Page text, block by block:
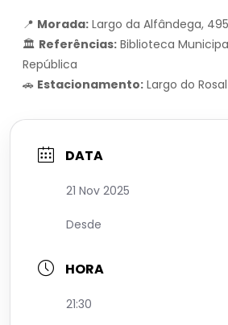
📍 Morada: Largo da Alfândega,
🏛️ Referências: Biblioteca
República
🚗 Estacionamento: Largo do Rosal
DATA
21 Nov 2025
Desde
HORA
21:30